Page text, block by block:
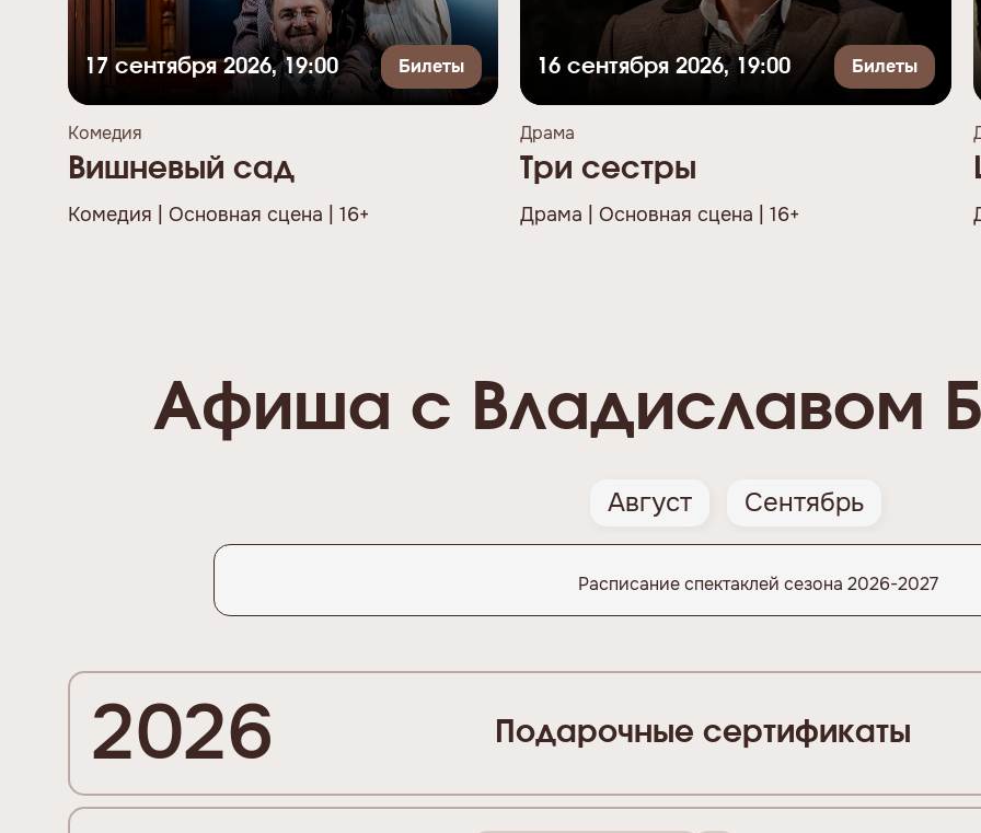
17 сентября 2026, 19:00 Билеты
Комедия
Вишневый сад
Комедия | Основная сцена | 16+
16 сентября 2026, 19:00 Билеты
Драма
Три сестры
Драма | Основная сцена | 16+
Афиша с Владиславом
Август Сентябрь
Расписание спектаклей сезона 2026-2027
2026 Подарочные сертификаты